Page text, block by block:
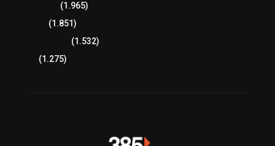
(1.965)
(1.851)
(1.532)
(1.275)